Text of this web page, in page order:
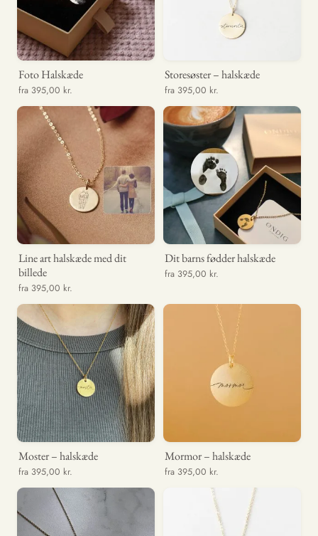
Foto Halskæde
fra 395,00 kr.
Storesøster – halskæde
fra 395,00 kr.
Line art halskæde med dit
billede
fra 395,00 kr.
Dit barns fødder halskæde
fra 395,00 kr.
Moster – halskæde
fra 395,00 kr.
Mormor – halskæde
fra 395,00 kr.